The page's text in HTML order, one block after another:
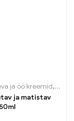
ja öö kreemid,
ja matistav